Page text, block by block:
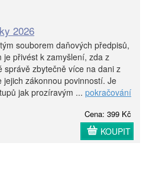
2026
souborem daňových předpisů,
přivést k zamyšlení, zda z
správě zbytečně více na dani z
zákonnou povinností. Je
jak prozíravým ... pokračování
Cena: 399 Kč
KOUPIT